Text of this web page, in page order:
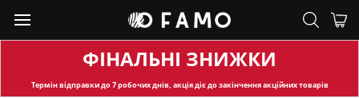
ФІНАЛЬНІ ЗНИЖКИ
Термін відправкидо 7 робочих днів, акція діє до закінчення акційних товарів